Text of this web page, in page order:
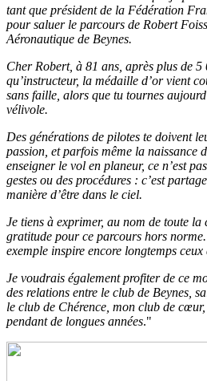
tant que président de la Fédération
pour saluer le parcours de Robert
Aéronautique de Beynes.
Cher Robert, à 81 ans, après plus de 5
qu’instructeur, la médaille d’or vient
sans faille, alors que tu tournes
vélivole.
Des générations de pilotes te doivent
passion, et parfois même la naissance
enseigner le vol en planeur, ce n’est
gestes ou des procédures : c’est
manière d’être dans le ciel.
Je tiens à exprimer, au nom de toute
gratitude pour ce parcours hors
exemple inspire encore longtemps
Je voudrais également profiter de ce
des relations entre le club de Beynes,
le club de Chérence, mon club de
pendant de longues années."